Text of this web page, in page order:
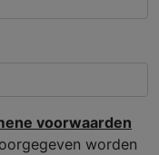
voorwaarden
worden